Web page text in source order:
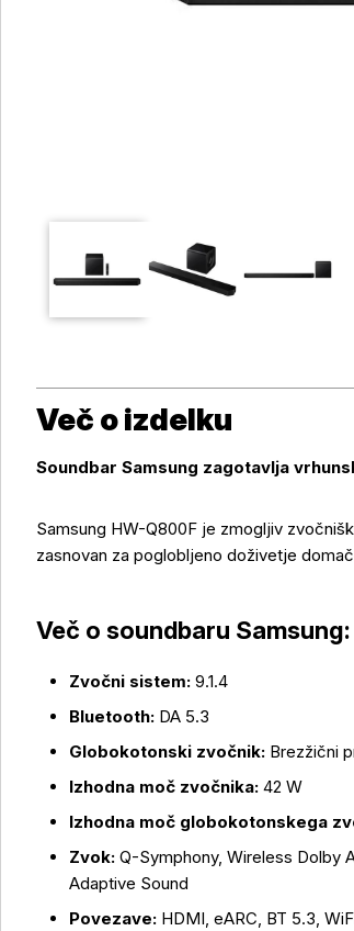
Več o izdelku
Več o izdelku
Soundbar Samsung zagotavlja
Samsung HW-Q800F je zmogljiv
zasnovan za poglobljeno doživetje
Več o soundbaru Samsung:
Zvočni sistem: 9.1.4
Bluetooth: DA 5.3
Globokotonski zvočnik: Brezžični
Izhodna moč zvočnika: 42 W
Izhodna moč globokotonskega
Zvok: Q-Symphony, Wireless Dolby
Adaptive Sound
Povezave: HDMI, eARC, BT 5.3,